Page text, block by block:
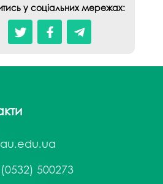
у соціальних мережах:
(0532) 500273